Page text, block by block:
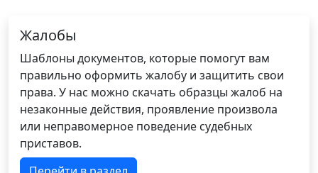
Жалобы
Шаблоны документов, которые помогут вам
правильно оформить жалобу и защитить свои
права. У нас можно скачать образцы жалоб на
незаконные действия, проявление произвола
или неправомерное поведение судебных
приставов.